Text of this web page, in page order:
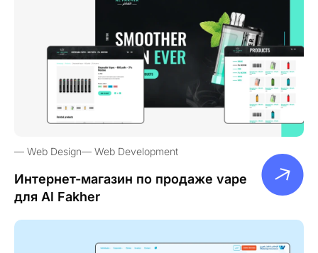
Web Design Web Development
Интернет-магазин по продаже vape
для Al Fakher